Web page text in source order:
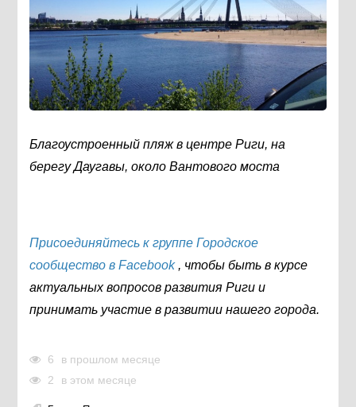
Благоустроенный пляж в центре Риги, на
берегу Даугавы, около Вантового моста
Присоединяйтесь к группе Городское
сообщество в Facebook , чтобы быть в курсе
актуальных вопросов развития Риги и
принимать участие в развитии нашего города.
6
в прошлом месяце
2
в этом месяце